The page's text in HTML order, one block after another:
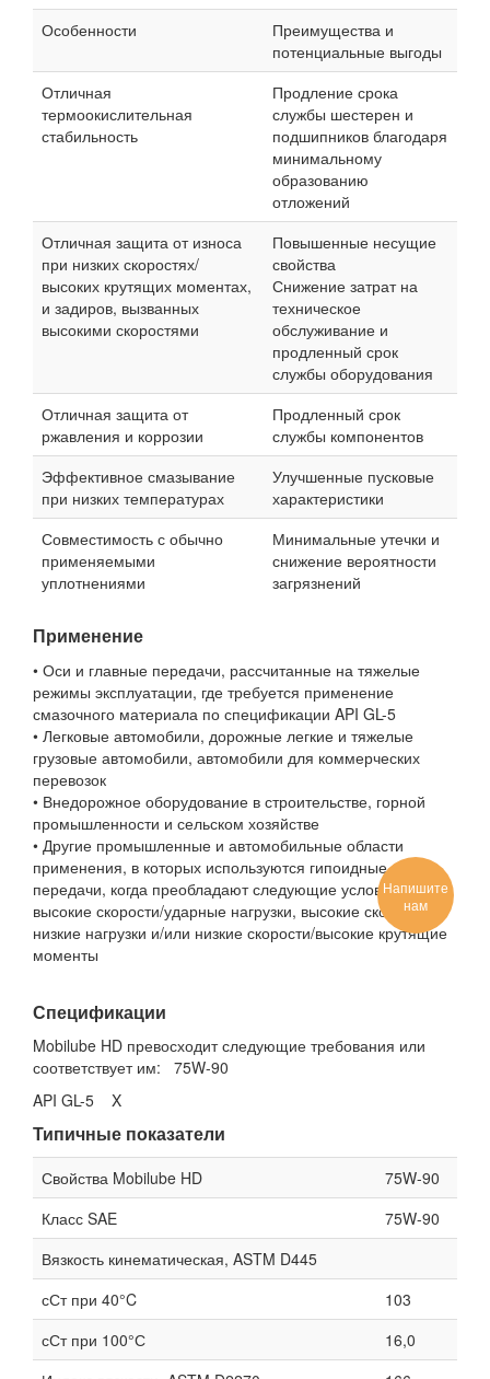
Особенности
Преимущества и
потенциальные выгоды
Отличная
термоокислительная
стабильность
Продление срока
службы шестерен и
подшипников благодаря
минимальному
образованию
отложений
Отличная защита от износа
при низких скоростях/
высоких крутящих моментах,
и задиров, вызванных
высокими скоростями
Повышенные несущие
свойства
Снижение затрат на
техническое
обслуживание и
продленный срок
службы оборудования
Отличная защита от
ржавления и коррозии
Продленный срок
службы компонентов
Эффективное смазывание
при низких температурах
Улучшенные пусковые
характеристики
Совместимость с обычно
применяемыми
уплотнениями
Минимальные утечки и
снижение вероятности
загрязнений
Применение
• Оси и главные передачи, рассчитанные на тяжелые
режимы эксплуатации, где требуется применение
смазочного материала по спецификации API GL-5
• Легковые автомобили, дорожные легкие и тяжелые
грузовые автомобили, автомобили для коммерческих
перевозок
• Внедорожное оборудование в строительстве, горной
промышленности и сельском хозяйстве
• Другие промышленные и автомобильные области
применения, в которых используются гипоидные
передачи, когда преобладают следующие условия:
высокие скорости/ударные нагрузки, высокие скорости/
низкие нагрузки и/или низкие скорости/высокие крутящие
моменты
Спецификации
Mobilube HD превосходит следующие требования или
соответствует им: 75W-90
API GL-5 X
Типичные показатели
Свойства Mobilube HD
75W-90
Класс SAE
75W-90
Вязкость кинематическая, ASTM D445
сСт при 40°C
103
сСт при 100°С
16,0
Напишите
нам